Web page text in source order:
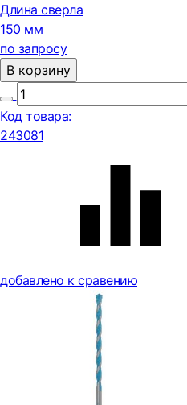
Длина сверла
150 мм
по запросу
В корзину
Код товара:
243081
добавлено к сравению